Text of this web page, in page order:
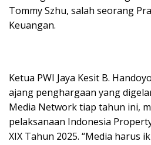
Tommy Szhu, salah seorang
Keuangan.
Ketua PWI Jaya Kesit B.
ajang penghargaan yang
Media Network tiap tahun ini,
pelaksanaan Indonesia
XIX Tahun 2025. “Media harus